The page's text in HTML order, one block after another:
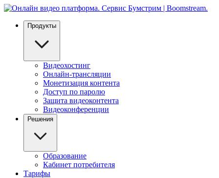
Продукты
Видеохостинг
Онлайн-трансляции
Монетизация контента
Доступ по паролю
Защита видеоконтента
Видеоконференции
Решения
Образование
Кабинет потребителя
Тарифы